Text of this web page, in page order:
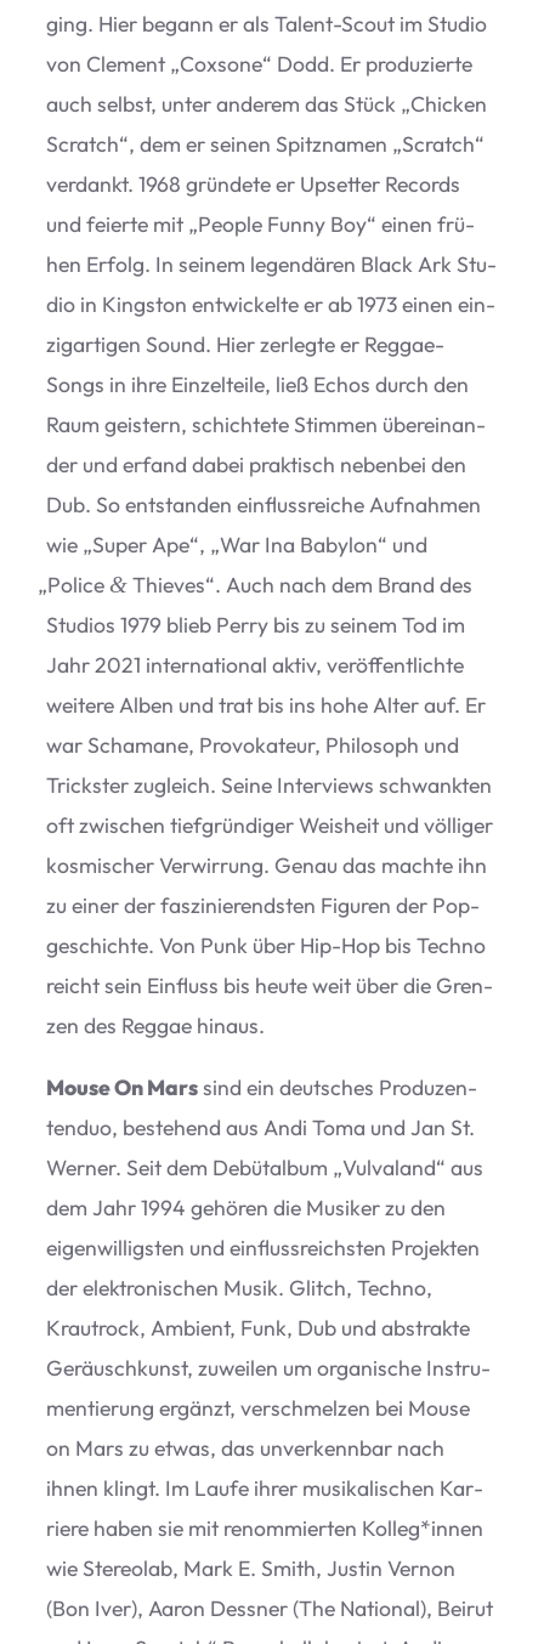
ging. Hier begann er als Talent-Scout im Stu­dio
von Cle­ment „Cox­sone“ Dodd. Er pro­du­zierte
auch selbst, unter ande­rem das Stück „Chi­cken
Scratch“, dem er sei­nen Spitz­na­men „Scratch“
ver­dankt. 1968 grün­dete er Upset­ter Records
und fei­erte mit „Peo­ple Funny Boy“ einen frü­
hen Erfolg. In sei­nem legen­dä­ren Black Ark Stu­
dio in King­s­ton ent­wi­ckelte er ab 1973 einen ein­
zig­ar­ti­gen Sound. Hier zer­legte er Reg­gae-
Songs in ihre Ein­zel­teile, ließ Echos durch den
Raum geis­tern, schich­tete Stim­men über­ein­an­
der und erfand dabei prak­tisch neben­bei den
Dub. So ent­stan­den ein­fluss­rei­che Auf­nah­men
wie „Super Ape“, „War Ina Baby­lon“ und
„Police&Thie­ves“. Auch nach dem Brand des
Stu­dios 1979 blieb Perry bis zu sei­nem Tod im
Jahr 2021 inter­na­tio­nal aktiv, ver­öf­fent­lichte
wei­tere Alben und trat bis ins hohe Alter auf. Er
war Scha­mane, Pro­vo­ka­teur, Phi­lo­soph und
Tricks­ter zugleich. Seine Inter­views schwank­ten
oft zwi­schen tief­grün­di­ger Weis­heit und völ­li­ger
kos­mi­scher Ver­wir­rung. Genau das machte ihn
zu einer der fas­zi­nie­rends­ten Figu­ren der Pop­
ge­schichte. Von Punk über Hip-Hop bis Techno
reicht sein Ein­fluss bis heute weit über die Gren­
zen des Reg­gae hinaus.
Mouse On Marssind ein deut­sches Pro­du­zen­
ten­duo, bestehend aus Andi Toma und Jan St.
Wer­ner. Seit dem Debüt­al­bum „Vul­va­land“ aus
dem Jahr 1994 gehö­ren die Musi­ker zu den
eigen­wil­ligs­ten und ein­fluss­reichs­ten Pro­jek­ten
der elek­tro­ni­schen Musik. Glitch, Techno,
Kraut­rock, Ambi­ent, Funk, Dub und abs­trakte
Geräusch­kunst, zuwei­len um orga­ni­sche Instru­
men­tie­rung ergänzt, ver­schmel­zen bei Mouse
on Mars zu etwas, das unver­kenn­bar nach
ihnen klingt. Im Laufe ihrer musi­ka­li­schen Kar­
riere haben sie mit renom­mier­ten Kolleg*innen
wie Ste­reo­lab, Mark E. Smith, Jus­tin Ver­non
(Bon Iver), Aaron Dess­ner (The Natio­nal), Bei­rut